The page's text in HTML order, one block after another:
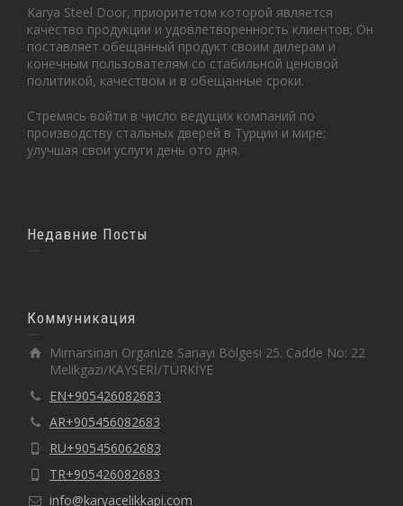
Karya Steel Door, приоритетом которой является
качество продукции и удовлетворенность клиентов; Он
поставляет обещанный продукт своим дилерам и
конечным пользователям со стабильной ценовой
политикой, качеством и в обещанные сроки.
Стремясь войти в число ведущих компаний по
производству стальных дверей в Турции и мире;
улучшая свои услуги день ото дня.
Недавние Посты
Коммуникация
Mimarsinan Organize Sanayi Bölgesi 25. Cadde No: 22
Melikgazi/KAYSERİ/TÜRKİYE
EN+905426082683
AR+905456082683
RU+905456062683
TR+905426082683
info@karyacelikkapi.com